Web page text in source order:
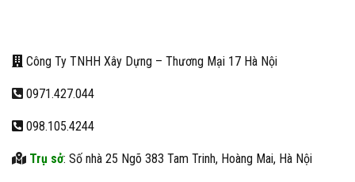
Công Ty TNHH Xây Dựng – Thương Mại 17 Hà Nội
0971.427.044
098.105.4244
Trụ sở: Số nhà 25 Ngõ 383 Tam Trinh, Hoàng Mai, Hà Nội